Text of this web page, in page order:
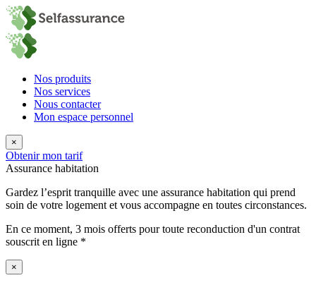
Nos produits
Nos services
Nous contacter
Mon espace personnel
×
Obtenir mon tarif
Assurance habitation
Gardez l’esprit tranquille avec une assurance habitation qui prend
soin de votre logement et vous accompagne en toutes circonstances.
En ce moment, 3 mois offerts pour toute reconduction d'un contrat
souscrit en ligne *
×